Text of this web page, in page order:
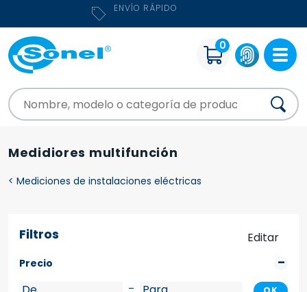
MÁS DE 600 PRODUCTOS PARA ELECTRICISTAS
0
Medidiores multifunción
< Mediciones de instalaciones eléctricas
Filtros Editar
Precio
–